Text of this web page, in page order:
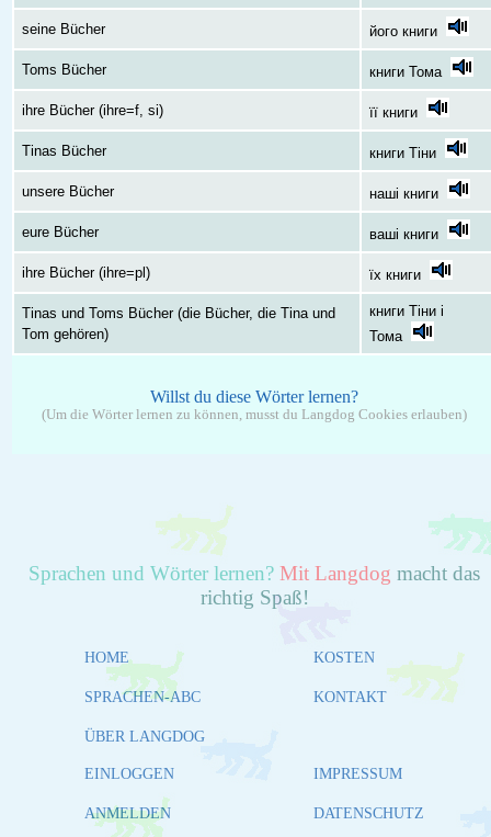
seine Bücher його книги
Toms Bücher книги Тома
ihre Bücher (ihre=f, si) її книги
Tinas Bücher книги Тіни
unsere Bücher наші книги
eure Bücher ваші книги
ihre Bücher (ihre=pl) їх книги
Tinas und Toms Bücher (die Bücher, die Tina und
Tom gehören)
книги Тіни і
Тома
Willst du diese Wörter lernen?
(Um die Wörter lernen zu können, musst du Langdog Cookies erlauben)
Sprachen und Wörter lernen? Mit Langdog macht das
richtig Spaß!
HOME
SPRACHEN-ABC
ÜBER LANGDOG
KOSTEN
KONTAKT
EINLOGGEN
ANMELDEN
IMPRESSUM
DATENSCHUTZ